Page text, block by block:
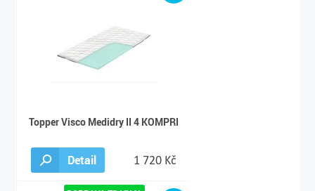
Topper Visco Medidry II 4 KOMPRI
Detail 1 720 Kč